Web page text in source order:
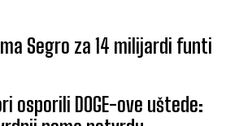
Segro za 14 milijardi funti
osporili DOGE-ove uštede: